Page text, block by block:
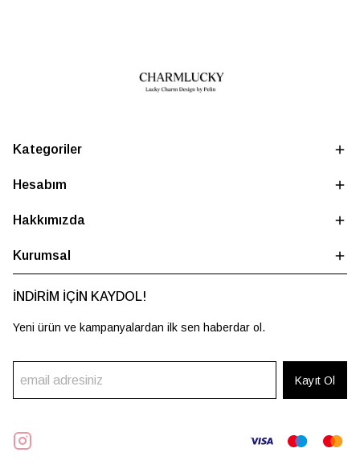
Kategoriler
Hesabım
Hakkımızda
Kurumsal
İNDİRİM İÇİN KAYDOL!
Yeni ürün ve kampanyalardan ilk sen haberdar ol.
Kayıt Ol